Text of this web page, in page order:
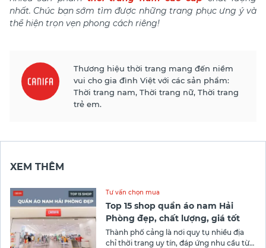
nhất. Chúc bạn sớm tìm được những trang phục ưng ý và
thể hiện trọn vẹn phong cách riêng!
Thương hiệu thời trang mang đến niềm
vui cho gia đình Việt với các sản phẩm:
Thời trang nam, Thời trang nữ, Thời trang
trẻ em.
XEM THÊM
Tư vấn chọn mua
Top 15 shop quần áo nam Hải
Phòng đẹp, chất lượng, giá tốt
Thành phố cảng là nơi quy tụ nhiều địa
chỉ thời trang uy tín, đáp ứng nhu cầu từ